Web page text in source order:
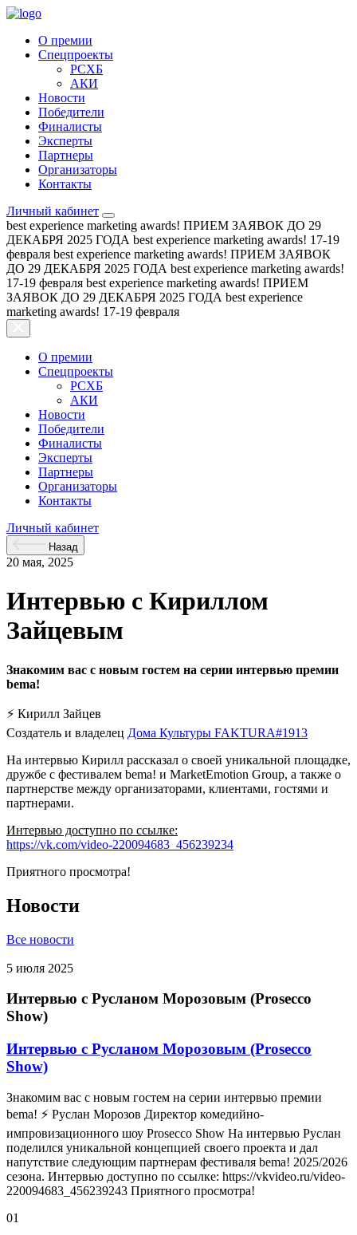
О премии
Спецпроекты
РСХБ
АКИ
Новости
Победители
Финалисты
Эксперты
Партнеры
Организаторы
Контакты
Личный кабинет
best experience marketing awards! ПРИЕМ ЗАЯВОК ДО 29
ДЕКАБРЯ 2025 ГОДА best experience marketing awards! 17-19
февраля best experience marketing awards! ПРИЕМ ЗАЯВОК
ДО 29 ДЕКАБРЯ 2025 ГОДА best experience marketing awards!
17-19 февраля best experience marketing awards! ПРИЕМ
ЗАЯВОК ДО 29 ДЕКАБРЯ 2025 ГОДА best experience
marketing awards! 17-19 февраля
О премии
Спецпроекты
РСХБ
АКИ
Новости
Победители
Финалисты
Эксперты
Партнеры
Организаторы
Контакты
Личный кабинет
Назад
20 мая, 2025
Интервью с Кириллом
Зайцевым
Знакомим вас с новым гостем на серии интервью премии
bema!
⚡ Кирилл Зайцев
Создатель и владелец Дома Культуры FAKTURA#1913
На интервью Кирилл рассказал о своей уникальной площадке,
дружбе с фестивалем bema! и MarketEmotion Group, а также о
партнерстве между организаторами, клиентами, гостями и
партнерами.
Интервью доступно по ссылке:
https://vk.com/video-220094683_456239234
Приятного просмотра!
Новости
Все новости
5 июля 2025
Интервью с Русланом Морозовым (Prosecco
Show)
Интервью с Русланом Морозовым (Prosecco
Show)
Знакомим вас с новым гостем на серии интервью премии
bema! ⚡ Руслан Морозов Директор комедийно-
импровизационного шоу Prosecco Show На интервью Руслан
поделился уникальной концепцией своего проекта и дал
напутствие следующим партнерам фестиваля bema! 2025/2026
сезона. Интервью доступно по ссылке: https://vkvideo.ru/video-
220094683_456239243 Приятного просмотра!
01